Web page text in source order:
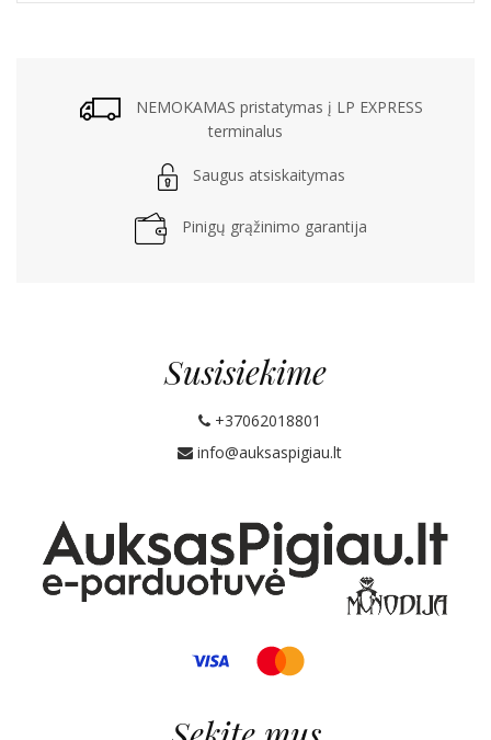
NEMOKAMAS pristatymas į LP EXPRESS
terminalus
Saugus atsiskaitymas
Pinigų grąžinimo garantija
Susisiekime
+37062018801
info@auksaspigiau.lt